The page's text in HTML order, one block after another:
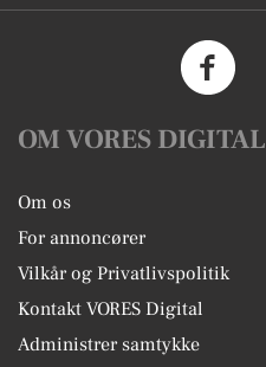
OM VORES DIGITAL
Om os
For annoncører
Vilkår og Privatlivspolitik
Kontakt VORES Digital
Administrer samtykke